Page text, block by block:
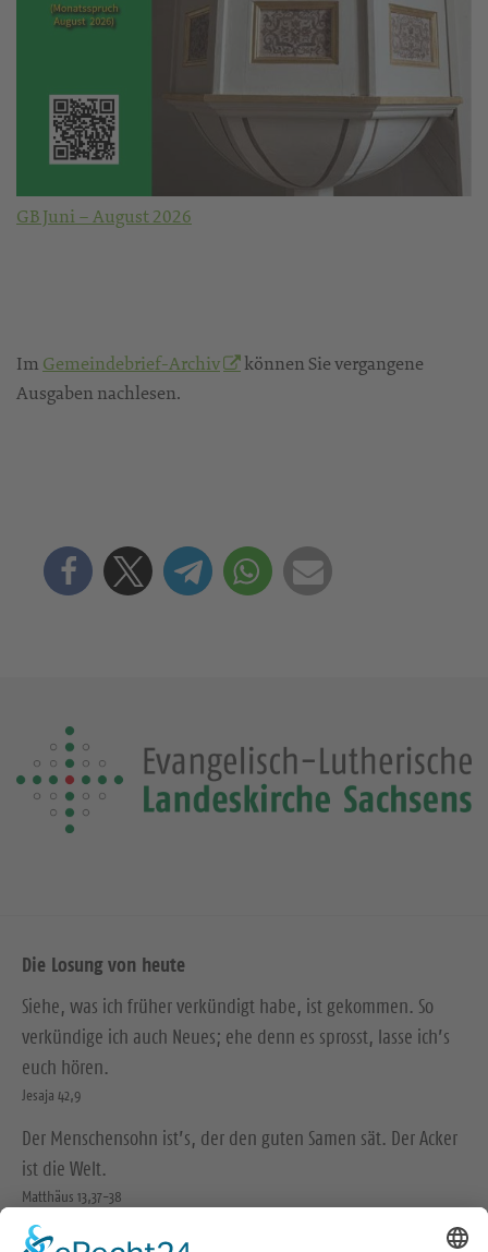
GB Juni – August 2026
Im Gemeindebrief-Archiv
können Sie vergangene
Ausgaben nachlesen.
Die Losung von heute
Siehe, was ich früher verkündigt habe, ist gekommen. So
verkündige ich auch Neues; ehe denn es sprosst, lasse ich’s
euch hören.
Jesaja 42,9
Der Menschensohn ist’s, der den guten Samen sät. Der Acker
ist die Welt.
Matthäus 13,37-38
© Evangelische Brüder-Unität – Herrnhuter Brüdergemeine